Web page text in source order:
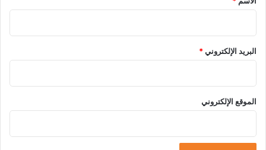
البريد الإلكتروني*
الموقع الإلكتروني